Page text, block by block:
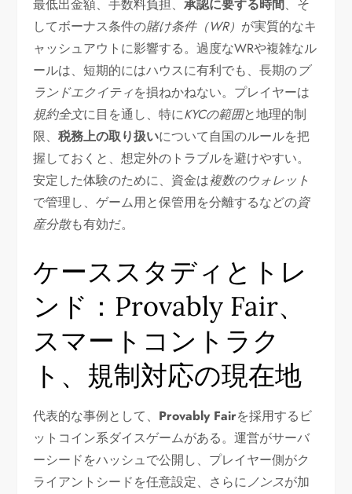
最低出金額、手数料負担、承認に要する時間、そ
してボーナス条件の賭け条件（WR）が実質的なキ
ャッシュアウトに影響する。過度なWRや複雑なル
ールは、短期的にはハウスに有利でも、長期のブ
ランドエクイティを損ねかねない。プレイヤーは
規約全文に目を通し、特にKYCの範囲と地理的制
限、税務上の取り扱いについて自国のルールを把
握しておくと、想定外のトラブルを避けやすい。
安定した体験のために、資金は複数のウォレット
で管理し、ゲーム用と保管用を分離するなどの資
産分散も有効だ。
ケーススタディとトレ
ンド：Provably Fair、
スマートコントラク
ト、規制対応の現在地
代表的な事例として、 Provably Fairを採用するビ
ットコイン系ダイスゲームがある。運営がサーバ
ーシードをハッシュで公開し、プレイヤー側がク
ライアントシードを任意設定、さらにノンスが加